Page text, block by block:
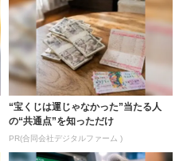
“宝くじは運じゃなかった”当たる人
の“共通点”を知っただけ
PR(合同会社デジタルファーム )